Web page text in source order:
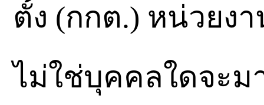
ตั้ง (กกต.) หน่วยง
ไม่ใช่บุคคลใดจะ